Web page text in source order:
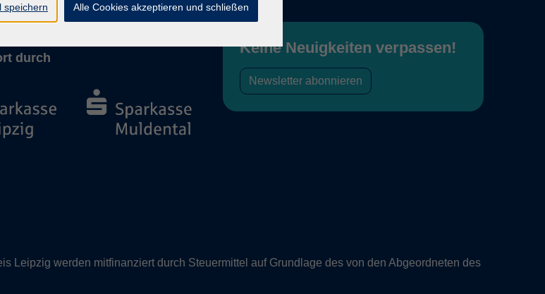
durch
Keine Neuigkeiten verpassen!
Newsletter abonnieren
Leipzig werden mitfinanziert durch Steuermittel auf Grundlage des von den Abgeordneten des
speichern Alle Cookies akzeptieren und schließen